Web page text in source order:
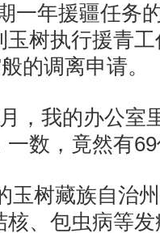
一年援疆任务
树执行援青
的调离申请。
，我的办公室
数，竟然有
玉树藏族自治
、包虫病等